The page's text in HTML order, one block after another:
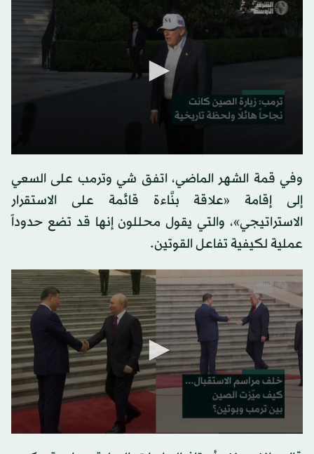
seconds
of
0
seconds
وفي قمة الشهر الماضي، اتفق شي وترمب على السعي
إلى إقامة «علاقة بنَّاءة قائمة على الاستقرار
الاستراتيجي»، والتي يقول محللون إنها قد تضع حدوداً
عملية لكيفية تفاعل القوتين.
seconds